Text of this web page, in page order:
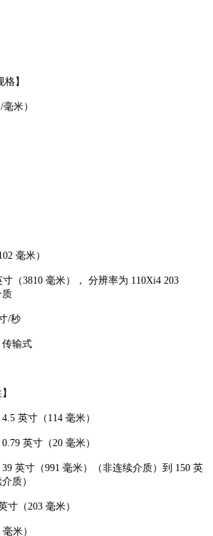
格】
米）
毫米）
寸（3810 毫米）， 分辨率为 110Xi4 203
/秒
传输式
英寸（114 毫米）
0.79 英寸（20 毫米）
39 英寸（991 毫米）（非连续介质）到 150 英
质）
寸（203 毫米）
毫米）